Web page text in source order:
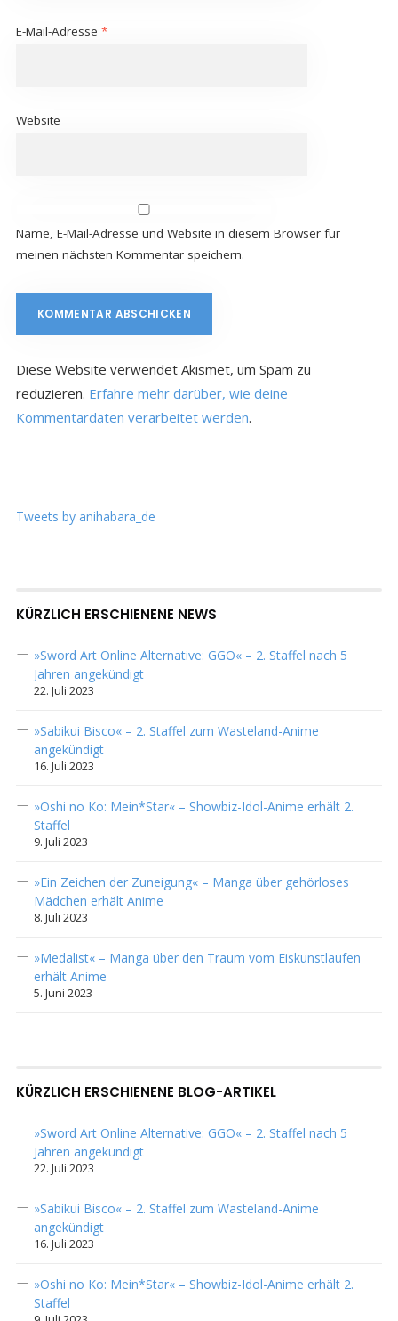
E-Mail-Adresse *
Website
Name, E-Mail-Adresse und Website in diesem Browser für
meinen nächsten Kommentar speichern.
Diese Website verwendet Akismet, um Spam zu
reduzieren. Erfahre mehr darüber, wie deine
Kommentardaten verarbeitet werden.
Tweets by anihabara_de
KÜRZLICH ERSCHIENENE NEWS
»Sword Art Online Alternative: GGO« – 2. Staffel nach 5
Jahren angekündigt
22. Juli 2023
»Sabikui Bisco« – 2. Staffel zum Wasteland-Anime
angekündigt
16. Juli 2023
»Oshi no Ko: Mein*Star« – Showbiz-Idol-Anime erhält 2.
Staffel
9. Juli 2023
»Ein Zeichen der Zuneigung« – Manga über gehörloses
Mädchen erhält Anime
8. Juli 2023
»Medalist« – Manga über den Traum vom Eiskunstlaufen
erhält Anime
5. Juni 2023
KÜRZLICH ERSCHIENENE BLOG-ARTIKEL
»Sword Art Online Alternative: GGO« – 2. Staffel nach 5
Jahren angekündigt
22. Juli 2023
»Sabikui Bisco« – 2. Staffel zum Wasteland-Anime
angekündigt
16. Juli 2023
»Oshi no Ko: Mein*Star« – Showbiz-Idol-Anime erhält 2.
Staffel